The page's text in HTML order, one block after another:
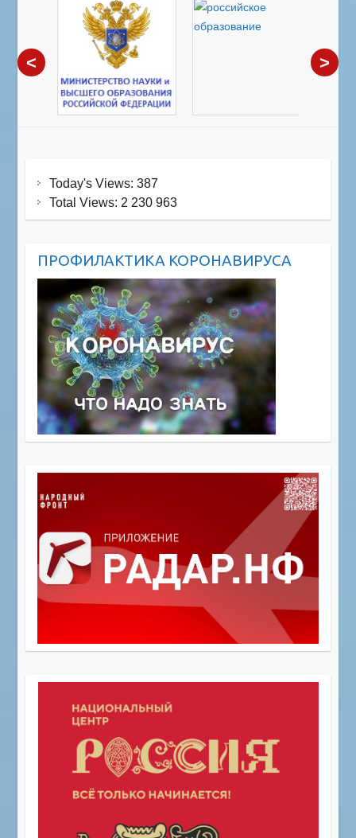
< >
Today's Views:387
Total Views:2 230 963
ПРОФИЛАКТИКА КОРОНАВИРУСА